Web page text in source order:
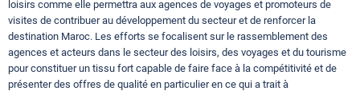
Hotels
Evenements
loisirs comme elle permettra aux agences de voyages et promoteurs de
visites de contribuer au développement du secteur et de renforcer la
destination Maroc. Les efforts se focalisent sur le rassemblement des
agences et acteurs dans le secteur des loisirs, des voyages et du tourisme
pour constituer un tissu fort capable de faire face à la compétitivité et de
présenter des offres de qualité en particulier en ce qui a trait à